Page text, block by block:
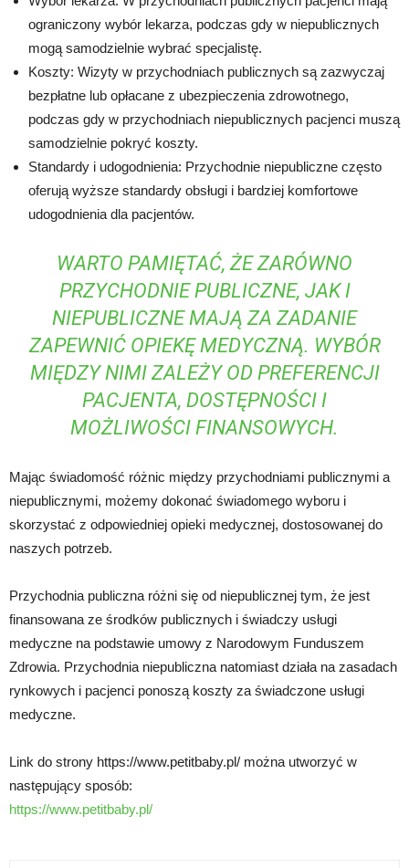
ograniczony wybór lekarza, podczas gdy w niepublicznych
mogą samodzielnie wybrać specjalistę.
Koszty: Wizyty w przychodniach publicznych są zazwyczaj
bezpłatne lub opłacane z ubezpieczenia zdrowotnego,
podczas gdy w przychodniach niepublicznych pacjenci muszą
samodzielnie pokryć koszty.
Standardy i udogodnienia: Przychodnie niepubliczne często
oferują wyższe standardy obsługi i bardziej komfortowe
udogodnienia dla pacjentów.
WARTO PAMIĘTAĆ, ŻE ZARÓWNO
PRZYCHODNIE PUBLICZNE, JAK I
NIEPUBLICZNE MAJĄ ZA ZADANIE
ZAPEWNIĆ OPIEKĘ MEDYCZNĄ. WYBÓR
MIĘDZY NIMI ZALEŻY OD PREFERENCJI
PACJENTA, DOSTĘPNOŚCI I
MOŻLIWOŚCI FINANSOWYCH.
Mając świadomość różnic między przychodniami publicznymi a
niepublicznymi, możemy dokonać świadomego wyboru i
skorzystać z odpowiedniej opieki medycznej, dostosowanej do
naszych potrzeb.
Przychodnia publiczna różni się od niepublicznej tym, że jest
finansowana ze środków publicznych i świadczy usługi
medyczne na podstawie umowy z Narodowym Funduszem
Zdrowia. Przychodnia niepubliczna natomiast działa na zasadach
rynkowych i pacjenci ponoszą koszty za świadczone usługi
medyczne.
Link do strony https://www.petitbaby.pl/ można utworzyć w
następujący sposób:
https://www.petitbaby.pl/